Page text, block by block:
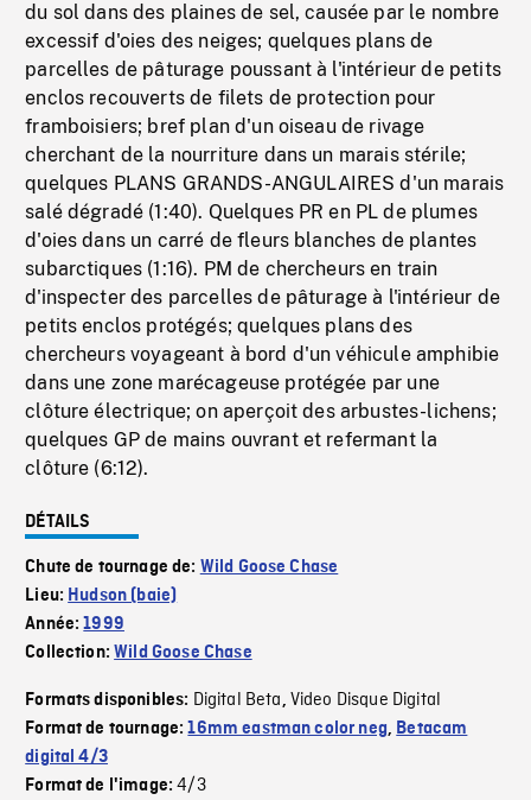
du sol dans des plaines de sel, causée par le nombre
excessif d'oies des neiges; quelques plans de
parcelles de pâturage poussant à l'intérieur de petits
enclos recouverts de filets de protection pour
framboisiers; bref plan d'un oiseau de rivage
cherchant de la nourriture dans un marais stérile;
quelques PLANS GRANDS-ANGULAIRES d'un marais
salé dégradé (1:40). Quelques PR en PL de plumes
d'oies dans un carré de fleurs blanches de plantes
subarctiques (1:16). PM de chercheurs en train
d'inspecter des parcelles de pâturage à l'intérieur de
petits enclos protégés; quelques plans des
chercheurs voyageant à bord d'un véhicule amphibie
dans une zone marécageuse protégée par une
clôture électrique; on aperçoit des arbustes-lichens;
quelques GP de mains ouvrant et refermant la
clôture (6:12).
DÉTAILS
Chute de tournage de: Wild Goose Chase
Lieu: Hudson (baie)
Année:1999
Collection:Wild Goose Chase
Formats disponibles: Digital Beta, Video Disque Digital
Format de tournage:16mm eastman color neg, Betacam
digital 4/3
Format de l'image:4/3